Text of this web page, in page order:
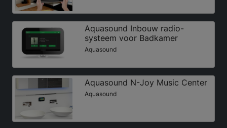
Aquasound Inbouw radio-
systeem voor Badkamer
Aquasound
Aquasound N-Joy Music Center
Aquasound